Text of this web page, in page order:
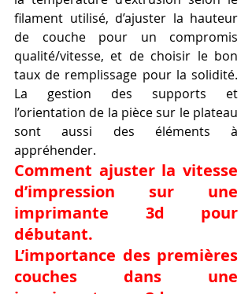
filament utilisé, d’ajuster la hauteur
de couche pour un compromis
qualité/vitesse, et de choisir le bon
taux de remplissage pour la solidité.
La gestion des supports et
l’orientation de la pièce sur le plateau
sont aussi des éléments à
appréhender.
Comment ajuster la vitesse
d’impression sur une
imprimante 3d pour
débutant.
L’importance des premières
couches dans une